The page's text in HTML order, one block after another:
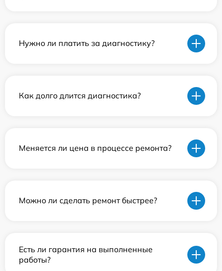
Нужно ли платить за диагностику?
Как долго длится диагностика?
Меняется ли цена в процессе ремонта?
Можно ли сделать ремонт быстрее?
Есть ли гарантия на выполненные
работы?